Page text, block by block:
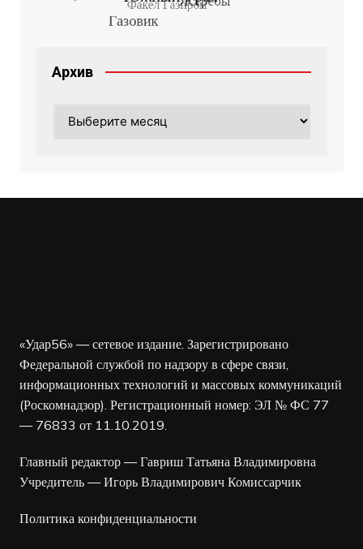
Архив
«Удар56» — сетевое издание. Зарегистрировано
Федеральной службой по надзору в сфере связи,
информационных технологий и массовых коммуникаций
(Роскомнадзор). Регистрационный номер: ЭЛ № ФС 77
— 76833 от 11.10.2019.
Главный редактор — Гавриш Татьяна Владимировна
Учредитель — Игорь Владимирович Комиссарчик
Политика конфиденциальности